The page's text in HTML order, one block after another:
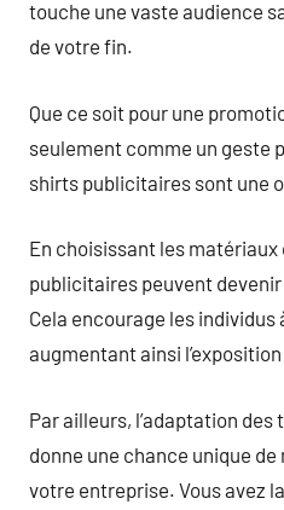
touche une vaste audience
de votre fin.
Que ce soit pour une
seulement comme un geste
shirts publicitaires sont une
En choisissant les
publicitaires peuvent
Cela encourage les
augmentant ainsi
Par ailleurs, l’adaptation
donne une chance unique
votre entreprise. Vous avez